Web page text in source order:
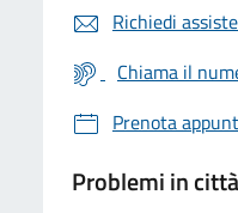
Richiedi
Chiama il
Prenota
Problemi in città